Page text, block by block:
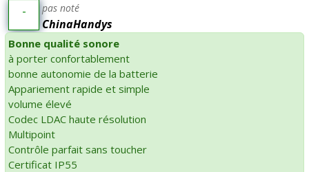
- pas noté
ChinaHandys
Bonne qualité sonore
à porter confortablement
bonne autonomie de la batterie
Appariement rapide et simple
volume élevé
Codec LDAC haute résolution
Multipoint
Contrôle parfait sans toucher
Certificat IP55